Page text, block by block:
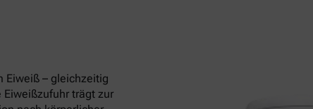
Eiweiß – gleichzeitig
trägt zur